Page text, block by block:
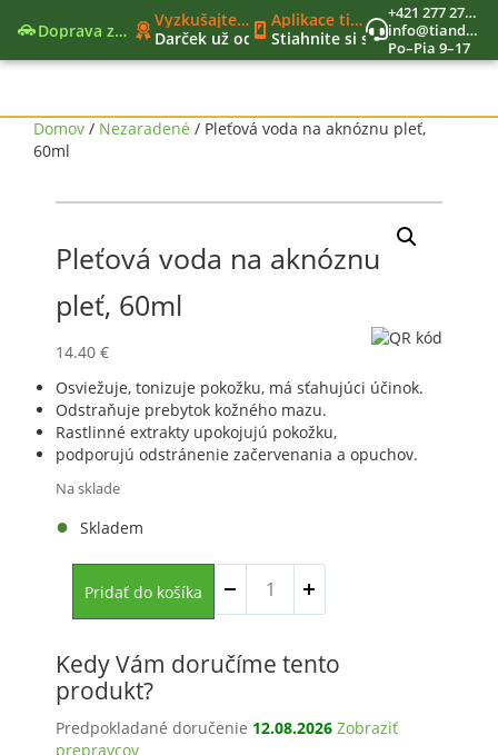
Doprava zadarmo
Vyzkušajte nové moderné funkcie
Darček už od 40€
Nový nákupný zoznam
Aplikace tianDe Beroun
Stiahnite si svet tianDe do
+421 277 270 579
info@tiandekozmetika.sk
Po–Pia 9–17
Domov / Nezaradené / Pleťová voda na aknóznu pleť,
60ml
Pleťová voda na aknóznu
pleť, 60ml
14.40 €
Osviežuje, tonizuje pokožku, má sťahujúci účinok.
Odstraňuje prebytok kožného mazu.
Rastlinné extrakty upokojujú pokožku,
podporujú odstránenie začervenania a opuchov.
Na sklade
Skladem
voda
aknóznu
Pridať do košíka
Kedy Vám doručíme tento
produkt?
Predpokladané doručenie 12.08.2026 Zobraziť
prepravcov